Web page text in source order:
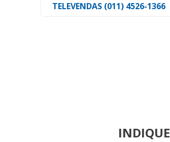
TELEVENDAS (011) 4526-1366
INDIQUE